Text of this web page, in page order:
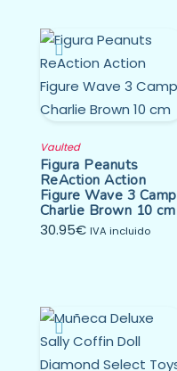
Vaulted
Figura Peanuts
ReAction Action
Figure Wave 3 Camp
Charlie Brown 10 cm
30.95€ IVA incluido